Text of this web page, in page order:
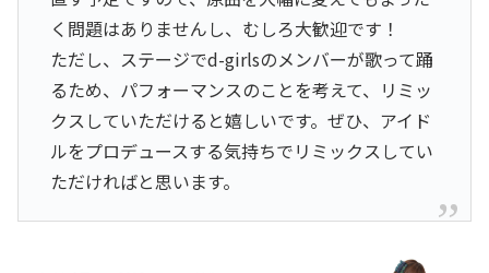
く問題はありませんし、むしろ大歓迎です！
ただし、ステージでd-girlsのメンバーが歌って踊
るため、パフォーマンスのことを考えて、リミッ
クスしていただけると嬉しいです。ぜひ、アイド
ルをプロデュースする気持ちでリミックスしてい
ただければと思います。